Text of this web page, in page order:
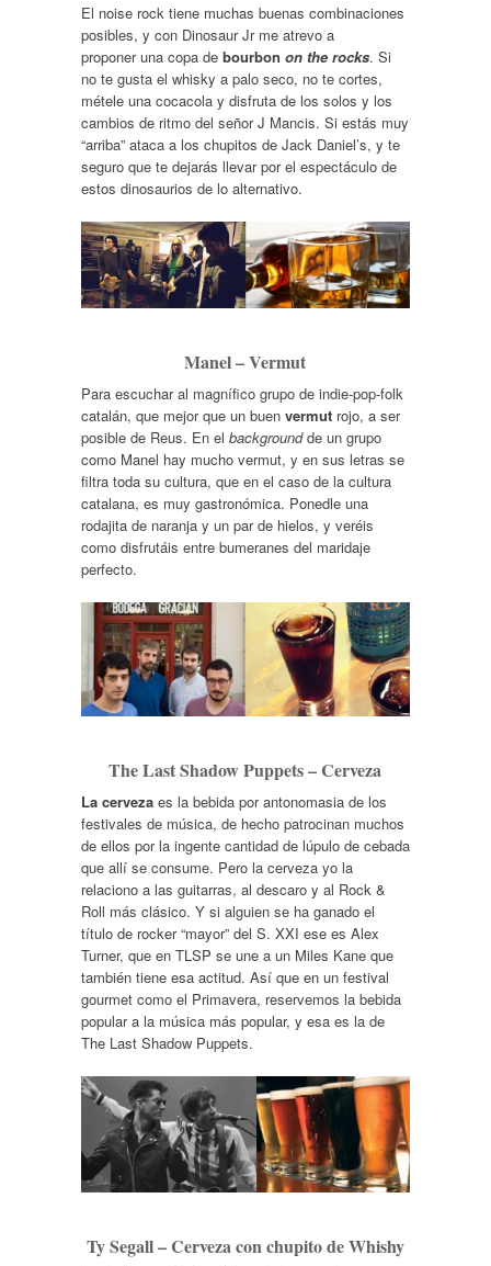
El noise rock tiene muchas buenas combinaciones
posibles, y con Dinosaur Jr me atrevo a
proponer una copa de bourbon on the rocks. Si
no te gusta el whisky a palo seco, no te cortes,
métele una cocacola y disfruta de los solos y los
cambios de ritmo del señor J Mancis. Si estás muy
“arriba” ataca a los chupitos de Jack Daniel’s, y te
seguro que te dejarás llevar por el espectáculo de
estos dinosaurios de lo alternativo.
Manel – Vermut
Para escuchar al magnífico grupo de indie-pop-folk
catalán, que mejor que un buen vermutrojo, a ser
posible de Reus. En el backgroundde un grupo
como Manel hay mucho vermut, y en sus letras se
filtra toda su cultura, que en el caso de la cultura
catalana, es muy gastronómica. Ponedle una
rodajita de naranja y un par de hielos, y veréis
como disfrutáis entre bumeranes del maridaje
perfecto.
The Last Shadow Puppets – Cerveza
La cervezaes la bebida por antonomasia de los
festivales de música, de hecho patrocinan muchos
de ellos por la ingente cantidad de lúpulo de cebada
que allí se consume. Pero la cerveza yo la
relaciono a las guitarras, al descaro y al Rock &
Roll más clásico. Y si alguien se ha ganado el
título de rocker “mayor” del S. XXI ese es Alex
Turner, que en TLSP se une a un Miles Kane que
también tiene esa actitud. Así que en un festival
gourmet como el Primavera, reservemos la bebida
popular a la música más popular, y esa es la de
The Last Shadow Puppets.
Ty Segall – Cerveza con chupito de Whishy